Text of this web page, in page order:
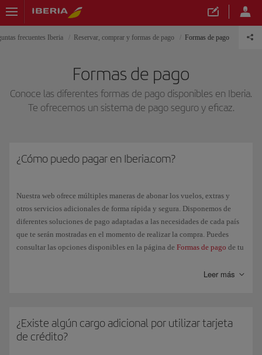
frecuentes Iberia Reservar, comprar y formas de pago Formas de pago
Formas de pago
Conoce las diferentes formas de pago disponibles en Iberia.
Te ofrecemos un sistema de pago seguro y eficaz.
¿Cómo puedo pagar en Iberia.com?
Nuestra web ofrece múltiples maneras de abonar los vuelos, extras y
otros servicios adicionales de forma rápida y segura. Disponemos de
diferentes soluciones de pago adaptadas a las necesidades de cada país
que te serán mostradas en el momento de realizar la compra. Puedes
consultar las opciones disponibles en la página de Formas de pago de tu
Leer más
¿Existe algún cargo adicional por utilizar tarjeta
de crédito?